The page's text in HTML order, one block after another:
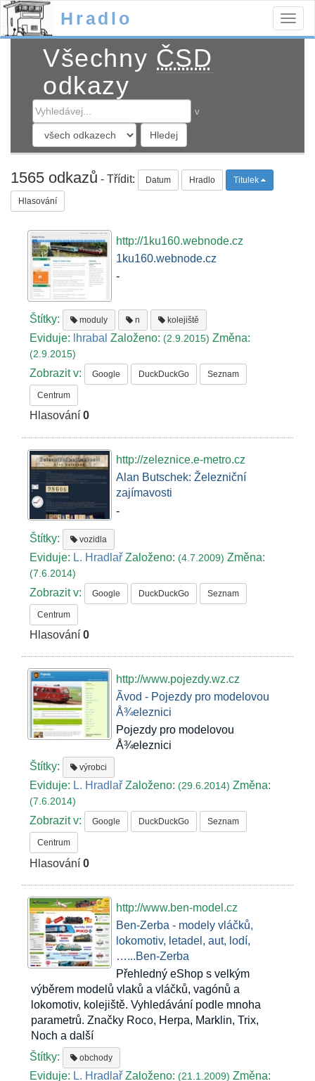
Hradlo
Všechny ČSD
odkazy
v
1565 odkazů - Třídit: Datum Hradlo Titulek
Hlasování
http://1ku160.webnode.cz
1ku160.webnode.cz
-
Štítky: moduly n kolejiště
Eviduje: lhrabal Založeno:(2.9.2015)Změna:
(2.9.2015)
Zobrazit v: Google DuckDuckGo Seznam
Centrum
Hlasování0
http://zeleznice.e-metro.cz
Alan Butschek: Železniční
zajímavosti
-
Štítky: vozidla
Eviduje: L. Hradlař Založeno:(4.7.2009)Změna:
(7.6.2014)
Zobrazit v: Google DuckDuckGo Seznam
Centrum
Hlasování0
http://www.pojezdy.wz.cz
Ãvod - Pojezdy pro modelovou
Å¾eleznici
Pojezdy pro modelovou
Å¾eleznici
Štítky:
výrobci
Eviduje: L. Hradlař Založeno:(29.6.2014)Změna:
(7.6.2014)
Zobrazit v: Google DuckDuckGo Seznam
Centrum
Hlasování0
http://www.ben-model.cz
Ben-Zerba - modely vláčků,
lokomotiv, letadel, aut, lodí,
…...Ben-Zerba
Přehledný eShop s velkým
výběrem modelů vlaků a vláčků, vagónů a
lokomotiv, kolejiště. Vyhledávání podle mnoha
parametrů. Značky Roco, Herpa, Marklin, Trix,
Noch a další
Štítky:
obchody
Eviduje: L. Hradlař Založeno:(21.1.2009)Změna: